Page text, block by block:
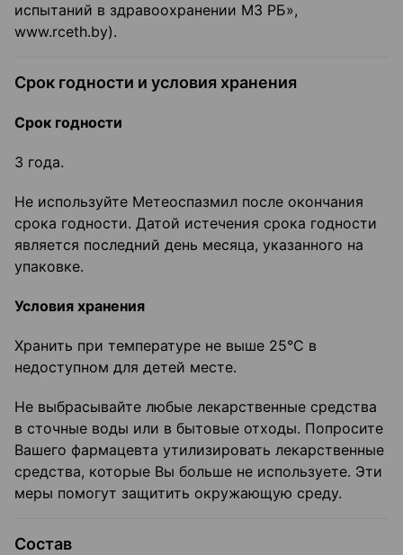
испытаний в здравоохранении МЗ РБ»,
www.rceth.by).
Срок годности и условия хранения
Срок годности
3 года.
Не используйте Метеоспазмил после окончания
срока годности. Датой истечения срока годности
является последний день месяца, указанного на
упаковке.
Условия хранения
Хранить при температуре не выше 25°С в
недоступном для детей месте.
Не выбрасывайте любые лекарственные средства
в сточные воды или в бытовые отходы. Попросите
Вашего фармацевта утилизировать лекарственные
средства, которые Вы больше не используете. Эти
меры помогут защитить окружающую среду.
Состав